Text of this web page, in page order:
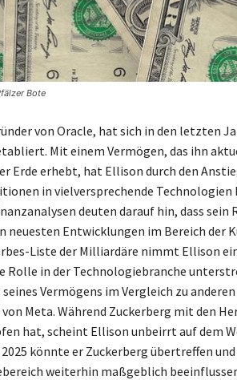
Bote
von Oracle, hat sich in den letzten
Mit einem Vermögen, das ihn
Erde erhebt, hat Ellison durch den
in vielversprechende Technologien
deuten darauf hin, dass sein
neuesten Entwicklungen im Bereich der
Liste der Milliardäre nimmt Ellison
Rolle in der Technologiebranche
Vermögens im Vergleich zu
Meta. Während Zuckerberg mit den
hat, scheint Ellison unbeirrt auf dem
könnte er Zuckerberg übertreffen
weiterhin maßgeblich